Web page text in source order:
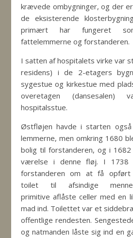
krævede ombygninger, og der
de eksisterende
primært har fungeret
fattelemmerne og forstanderen.
I satten af hospitalets virke var
residens) i de 2-etagers
sygestue og kirkestue med
overetagen (dansesalen)
hospitalsstue.
Østfløjen havde i starten
lemmerne, men omkring 1680
bolig til forstanderen, og i
værelse i denne fløj. I
forstanderen om at få
toilet til afsindige
primitive aflåste celler med en
mad ind. Toilettet var et
offentlige rendesten.
og natmanden låste sig ind en